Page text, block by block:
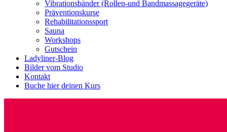
Vibrationsbänder (Rollen-und Bandmassagegeräte)
Präventionskurse
Rehabilitationssport
Sauna
Workshops
Gutschein
Ladyliner-Blog
Bilder vom Studio
Kontakt
Buche hier deinen Kurs